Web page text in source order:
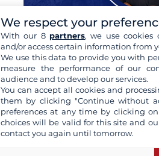
esperta delle
We respect your
With our 8 partners, we use cookies
and/or access certain information from
We use this data to provide you with
measure the performance of our
audience and to develop our services.
You can accept all cookies and
them by clicking "Continue without
preferences at any time by clicking
choices will be valid for this site and
contact you again until tomorrow.